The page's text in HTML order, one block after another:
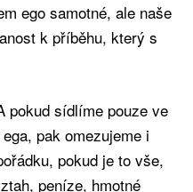
ego samotné, ale naše
k příběhu, který s
pokud sídlíme pouze ve
pak omezujeme i
pokud je to vše,
peníze, hmotné